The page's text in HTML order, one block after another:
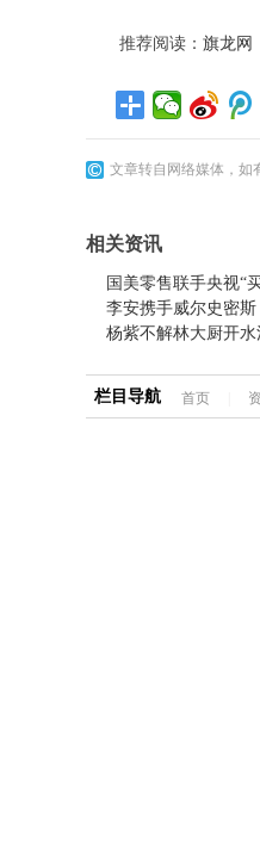
推荐阅读： 旗龙网
文章转自网络媒体，如
相关资讯
国美零售联手央视“
李安携手威尔史密
杨紫不解林大厨开
栏目导航 首页